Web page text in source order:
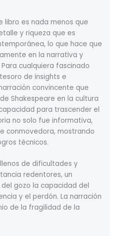
libro es nada menos que
y riqueza que es
lo que hace que
en la narrativa y
cualquiera fascinado
de insights e
convincente que
Shakespeare en la cultura
para trascender el
no solo fue informativa,
conmovedora, mostrando
técnicos.
de dificultades y
redentores, un
gozo la capacidad del
y el perdón. La narración
de la fragilidad de la